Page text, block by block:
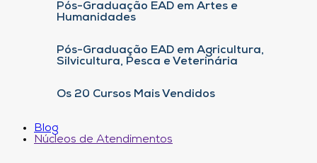
Pós-Graduação EAD em Artes e
Humanidades
Pós-Graduação EAD em Agricultura,
Silvicultura, Pesca e Veterinária
Os 20 Cursos Mais Vendidos
Blog
Núcleos de Atendimentos